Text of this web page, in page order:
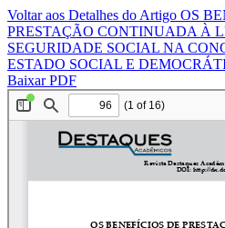
Voltar aos Detalhes do Artigo OS
PRESTAÇÃO CONTINUADA À
SEGURIDADE SOCIAL NA
ESTADO SOCIAL E
Baixar PDF